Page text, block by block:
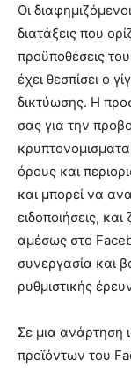
Οι
διατάξεις που
προϋποθέσεις
έχει θεσπίσει ο
δικτύωσης. Η
σας για την
κρυπτονομισματα
όρους και
και μπορεί να
ειδοποιήσεις,
αμέσως στο
συνεργασία και
ρυθμιστικής
Σε μια ανάρτηση
προϊόντων του